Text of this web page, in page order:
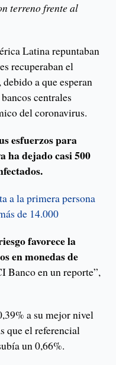
terreno frente al
Latina repuntaban
recuperaban el
a que esperan
centrales
del coronavirus.
esfuerzos para
ha dejado casi 500
a la primera persona
de 14.000
favorece la
en monedas de
Banco en un reporte”,
a su mejor nivel
que el referencial
un 0,66%.